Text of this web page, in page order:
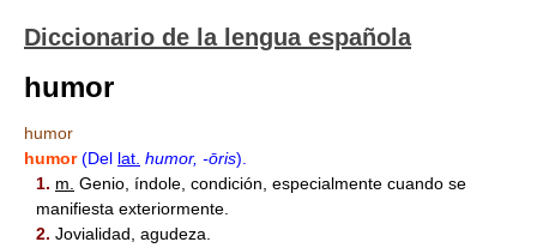
Diccionario de la lengua española
humor
humor
humor (Del lat. humor, -ōris).
1. m. Genio, índole, condición, especialmente cuando se
manifiesta exteriormente.
2. Jovialidad, agudeza.